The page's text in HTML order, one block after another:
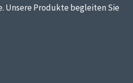
Unsere Produkte begleiten Sie